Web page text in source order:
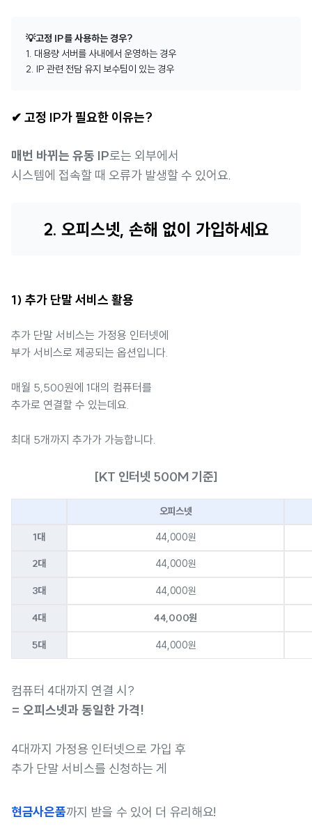
💡고정 IP를 사용하는 경우?
1. 대용량 서버를 사내에서 운영하는 경우
2. IP 관련 전담 유지 보수팀이 있는 경우
✔ 고정 IP가 필요한 이유는?
매번 바뀌는 유동 IP로는 외부에서
시스템에 접속할 때 오류가 발생할 수 있어요.
2. 오피스넷, 손해 없이 가입하세요
1) 추가 단말 서비스 활용
추가 단말 서비스는 가정용 인터넷에
부가 서비스로 제공되는 옵션입니다.
매월 5,500원에 1대의 컴퓨터를
추가로 연결할 수 있는데요.
최대 5개까지 추가가 가능합니다.
[KT 인터넷 500M 기준]
오피스넷
1대 44,000원
2대 44,000원
3대 44,000원
4대 44,000원
5대 44,000원
컴퓨터 4대까지 연결 시?
= 오피스넷과 동일한 가격!
4대까지 가정용 인터넷으로 가입 후
추가 단말 서비스를 신청하는 게
현금사은품까지 받을 수 있어 더 유리해요!